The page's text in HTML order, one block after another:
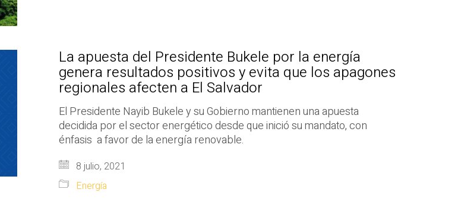
La apuesta del Presidente Bukele por la energía
genera resultados positivos y evita que los apagones
regionales afecten a El Salvador
El Presidente Nayib Bukele y su Gobierno mantienen una apuesta
decidida por el sector energético desde que inició su mandato, con
énfasis a favor de la energía renovable.
8 julio, 2021
Energía